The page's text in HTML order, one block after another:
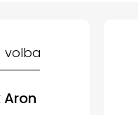
volba
Aron